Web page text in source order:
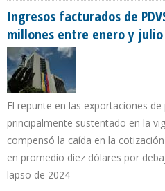
Ingresos facturados de
millones entre enero y julio
El repunte en las exportaciones
principalmente sustentado en la
compensó la caída en la
en promedio diez dólares por
lapso de 2024